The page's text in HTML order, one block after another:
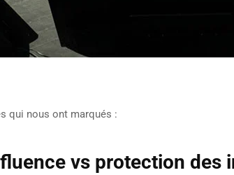
qui nous ont marqués :
vs protection des